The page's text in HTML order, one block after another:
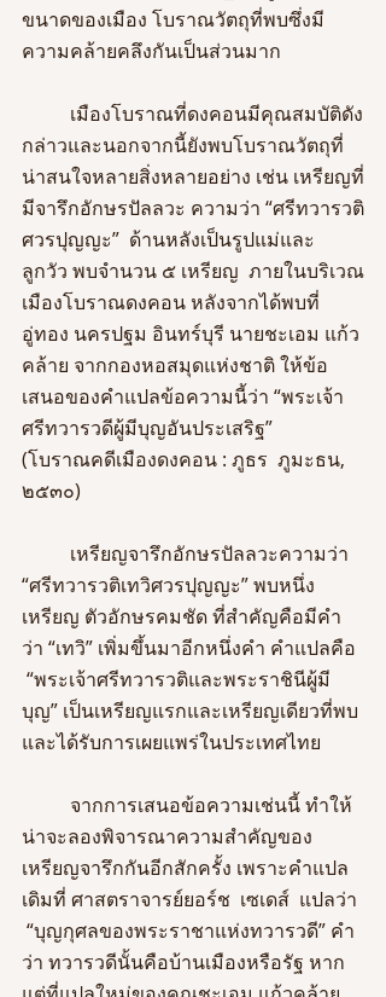
ขนาดของเมือง โบราณวัตถุที่พบซึ่งมี
ความคล้ายคลึงกันเป็นส่วนมาก
กล่าวและนอกจากนี้ยังพบโบราณวัตถุที่
น่าสนใจหลายสิ่งหลายอย่าง เช่น เหรียญที่
มีจารึกอักษรปัลลวะ ความว่า “ศรีทวารวติ
ศวรปุญญะ”  ด้านหลังเป็นรูปแม่และ
ลูกวัว พบจำนวน ๕ เหรียญ  ภายในบริเวณ
เมืองโบราณดงคอน หลังจากได้พบที่
อู่ทอง นครปฐม อินทร์บุรี นายชะเอม แก้ว
คล้าย จากกองหอสมุดแห่งชาติ ให้ข้อ
เสนอของคำแปลข้อความนี้ว่า “พระเจ้า
ศรีทวารวดีผู้มีบุญอันประเสริฐ”
(โบราณคดีเมืองดงคอน : ภูธร  ภูมะธน,
๒๕๓๐)
“ศรีทวารวติเทวิศวรปุญญะ” พบหนึ่ง
เหรียญ ตัวอักษรคมชัด ที่สำคัญคือมีคำ
ว่า “เทวิ” เพิ่มขึ้นมาอีกหนึ่งคำ คำแปลคือ
“พระเจ้าศรีทวารวติและพระราชินีผู้มี
บุญ” เป็นเหรียญแรกและเหรียญเดียวที่พบ
และได้รับการเผยแพร่ในประเทศไทย
น่าจะลองพิจารณาความสำคัญของ
เหรียญจารึกกันอีกสักครั้ง เพราะคำแปล
เดิมที่ ศาสตราจารย์ยอร์ช  เซเดส์  แปลว่า
“บุญกุศลของพระราชาแห่งทวารวดี” คำ
ว่า ทวารวดีนั้นคือบ้านเมืองหรือรัฐ หาก